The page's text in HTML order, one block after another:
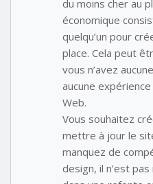
du moins cher au
économique
quelqu’un pour
place. Cela peut
vous n’avez
aucune
Web.
Vous souhaitez
mettre à jour le
manquez de
design, il n’est